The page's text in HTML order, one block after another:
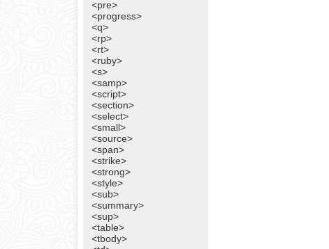
<pre>
<progress>
<q>
<rp>
<rt>
<ruby>
<s>
<samp>
<script>
<section>
<select>
<small>
<source>
<span>
<strike>
<strong>
<style>
<sub>
<summary>
<sup>
<table>
<tbody>